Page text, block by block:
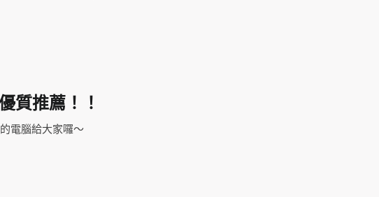
質推薦！！
電腦給大家囉～